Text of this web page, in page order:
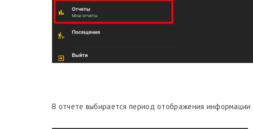
В отчете выбирается период отображения